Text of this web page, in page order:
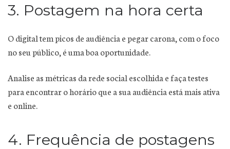
3. Postagem na hora certa
O digital tem picos de audiência e pegar carona, com o foco
no seu público, é uma boa oportunidade.
Analise as métricas da rede social escolhida e faça testes
para encontrar o horário que a sua audiência está mais ativa
e online.
4. Frequência de postagens